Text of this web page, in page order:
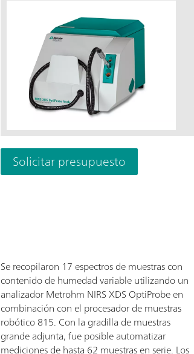
Solicitar presupuesto
Se recopilaron 17 espectros de muestras con
contenido de humedad variable utilizando un
analizador Metrohm NIRS XDS OptiProbe en
combinación con el procesador de muestras
robótico 815. Con la gradilla de muestras
grande adjunta, fue posible automatizar
mediciones de hasta 62 muestras en serie. Los